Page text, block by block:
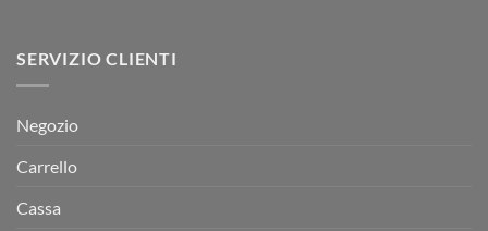
SERVIZIO CLIENTI
Negozio
Carrello
Cassa